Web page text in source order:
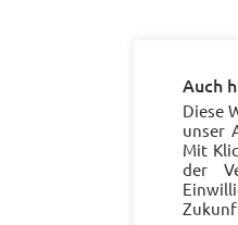
Auch
Diese
unser
Mit
der